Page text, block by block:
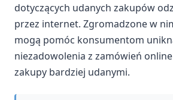
dotyczących udanych zakupów
przez internet. Zgromadzone w
mogą pomóc konsumentom
niezadowolenia z zamówień
zakupy bardziej udanymi.